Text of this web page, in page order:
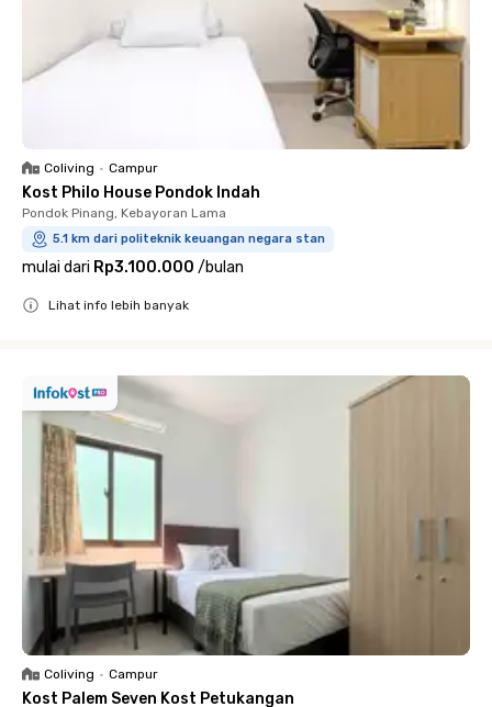
Coliving • Campur
Kost Philo House Pondok Indah
Pondok Pinang, Kebayoran Lama
5.1 km dari politeknik keuangan negara stan
mulai dari Rp3.100.000 /bulan
Lihat info lebih banyak
Coliving • Campur
Kost Palem Seven Kost Petukangan